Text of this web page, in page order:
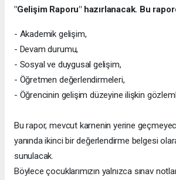
"Gelişim Raporu" hazırlanacak. Bu
- Akademik gelişim,
- Devam durumu,
- Sosyal ve duygusal gelişim,
- Öğretmen değerlendirmeleri,
- Öğrencinin gelişim düzeyine ilişkin
Bu rapor, mevcut karnenin yerine
yanında ikinci bir değerlendirme belgesi
sunulacak.
Böylece çocuklarımızın yalnızca sınav